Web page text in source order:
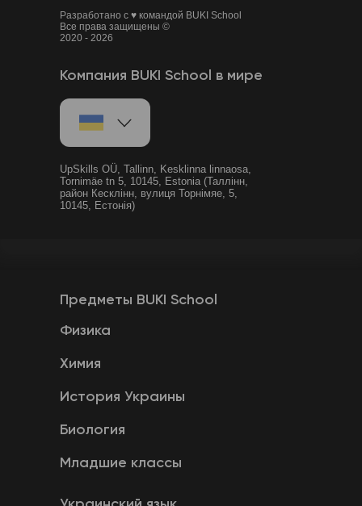
Разработано с ♥ командой BUKI School
Все права защищены ©
2020 - 2026
Компания BUKI School в мире
UpSkills OÜ, Tallinn, Kesklinna linnaosa,
Tornimäe tn 5, 10145, Estonia (Таллінн,
район Кесклінн, вулиця Торнімяе, 5,
10145, Естонія)
Предметы BUKI School
Физика
Химия
История Украины
Биология
Младшие классы